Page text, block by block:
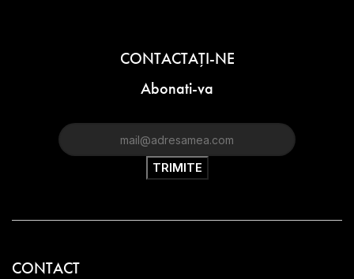
CONTACTAŢI-NE
Abonati-va
CONTACT